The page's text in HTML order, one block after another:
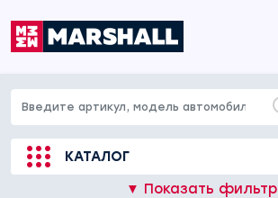
КАТАЛОГ
▼ Показать фильтр